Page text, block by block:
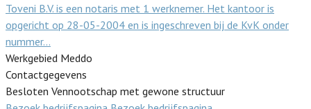
Toveni B.V. is een notaris met 1 werknemer. Het kantoor is
opgericht op 28-05-2004 en is ingeschreven bij de KvK onder
nummer…
Werkgebied Meddo
Contactgegevens
Besloten Vennootschap met gewone structuur